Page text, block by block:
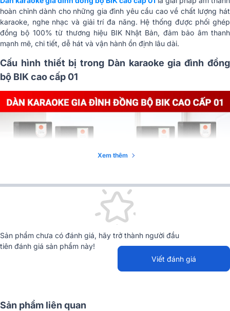
hoàn chỉnh dành cho những gia đình yêu cầu cao về chất lượng hát
karaoke, nghe nhạc và giải trí đa năng. Hệ thống được phối ghép
đồng bộ 100% từ thương hiệu BIK Nhật Bản, đảm bảo âm thanh
mạnh mẽ, chi tiết, dễ hát và vận hành ổn định lâu dài.
Cấu hình thiết bị trong Dàn karaoke gia đình đồng
bộ BIK cao cấp 01
Xem thêm
Sản phẩm chưa có đánh giá, hãy trở thành người đầu
tiên đánh giá sản phẩm này!
Viết đánh giá
Sản phẩm liên quan